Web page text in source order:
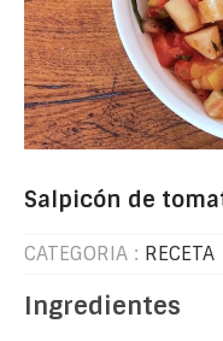
Salpicón de
CATEGORIA : RECETA
Ingredientes